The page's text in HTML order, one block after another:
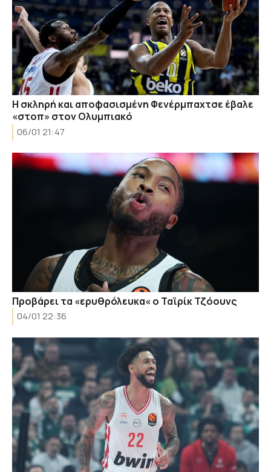
Η σκληρή και αποφασισμένη Φενέρμπαχτσε έβαλε
«στοπ» στον Ολυμπιακό
06/01 21:47
Προβάρει τα «ερυθρόλευκα« ο Ταϊρίκ Τζόουνς
04/01 22:36